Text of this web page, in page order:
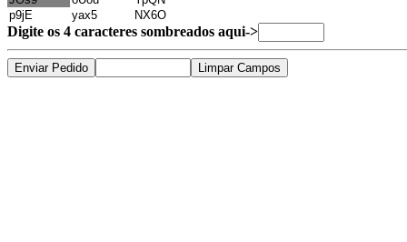
Digite os 4 caracteres sombreados aqui->